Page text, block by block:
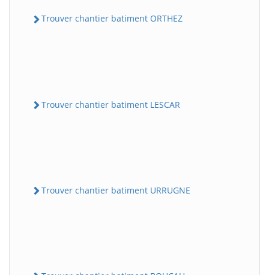
Trouver chantier batiment ORTHEZ
Trouver chantier batiment LESCAR
Trouver chantier batiment URRUGNE